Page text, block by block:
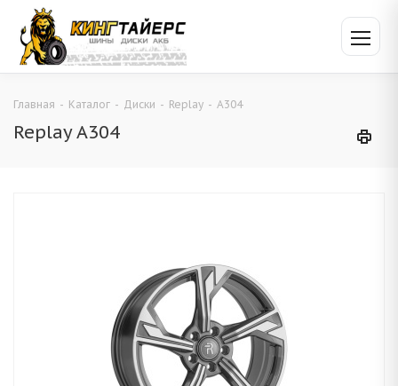
Главная - Каталог - Диски - Replay - A304
Replay A304